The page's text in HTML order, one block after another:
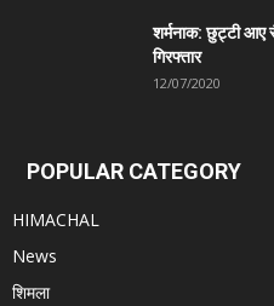
शर्मनाक: छुट्टी आए
गिरफ्तार
12/07/2020
POPULAR CATEGORY
HIMACHAL
News
शिमला